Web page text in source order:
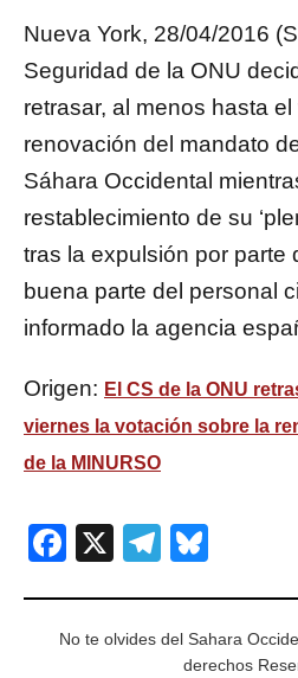
Nueva York, 28/04/2016
Seguridad de la ONU
retrasar, al menos hasta
renovación del mandato
Sáhara Occidental
restablecimiento de su
tras la expulsión por parte
buena parte del personal
informado la agencia
Origen: El CS de la ONU
viernes la votación sobre la
de la MINURSO
Facebook
X Telegram
No te olvides del Sahara
derechos